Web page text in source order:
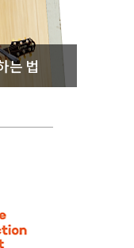
는 법